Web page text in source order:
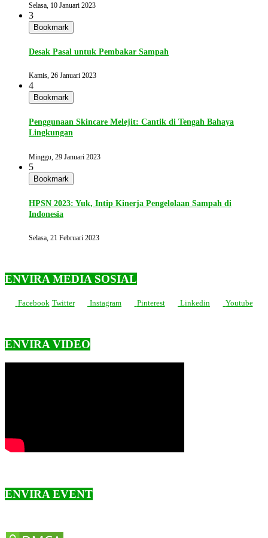
Selasa, 10 Januari 2023
3
Bookmark
Desak Pasal untuk Pembakar Sampah
Kamis, 26 Januari 2023
4
Bookmark
Penggunaan Skincare Melejit: Cantik di Tengah Bahaya
Lingkungan
Minggu, 29 Januari 2023
5
Bookmark
HPSN 2023: Yuk, Intip Kinerja Pengelolaan Sampah di
Indonesia
Selasa, 21 Februari 2023
ENVIRA MEDIA SOSIAL
Facebook Twitter Instagram Pinterest Linkedin Youtube
ENVIRA VIDEO
ENVIRA EVENT